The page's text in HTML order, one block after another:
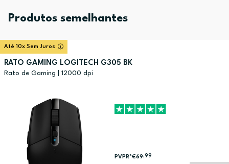
Produtos semelhantes
Até 10x Sem Juros
RATO GAMING LOGITECH G305 BK
Rato de Gaming | 12000 dpi
PVPR*€69,99